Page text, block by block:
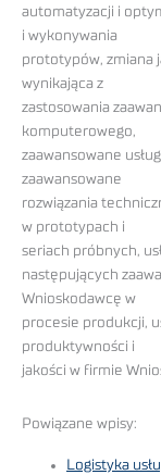
automatyzacji i
i wykonywania
prototypów, zmiana
wynikająca z
zastosowania
komputerowego,
zaawansowane
zaawansowane
rozwiązania
w prototypach i
seriach próbnych,
następujących
Wnioskodawcę w
procesie produkcji,
produktywności i
jakości w firmie
Powiązane wpisy:
Logistyka